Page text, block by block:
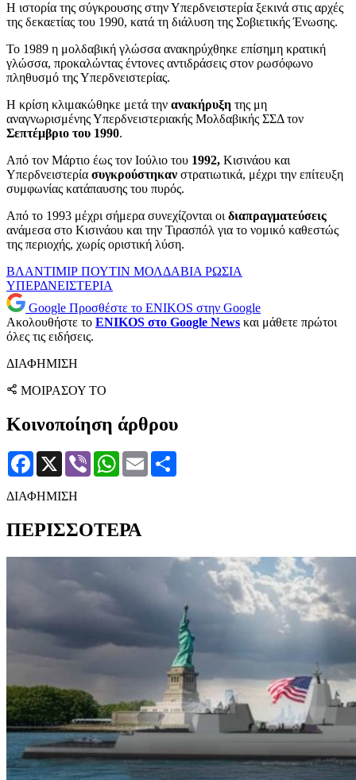
Η ιστορία της σύγκρουσης στην Υπερδνειστερία ξεκινά στις αρχές
της δεκαετίας του 1990, κατά τη διάλυση της Σοβιετικής Ένωσης.
Το 1989 η μολδαβική γλώσσα ανακηρύχθηκε επίσημη κρατική
γλώσσα, προκαλώντας έντονες αντιδράσεις στον ρωσόφωνο
πληθυσμό της Υπερδνειστερίας.
Η κρίση κλιμακώθηκε μετά την ανακήρυξη της μη
αναγνωρισμένης Υπερδνειστεριακής Μολδαβικής ΣΣΔ τον
Σεπτέμβριο του 1990.
Από τον Μάρτιο έως τον Ιούλιο του 1992, Κισινάου και
Υπερδνειστερία συγκρούστηκαν στρατιωτικά, μέχρι την επίτευξη
συμφωνίας κατάπαυσης του πυρός.
Από το 1993 μέχρι σήμερα συνεχίζονται οι διαπραγματεύσεις
ανάμεσα στο Κισινάου και την Τιρασπόλ για το νομικό καθεστώς
της περιοχής, χωρίς οριστική λύση.
ΒΛΑΝΤΙΜΙΡ ΠΟΥΤΙΝ ΜΟΛΔΑΒΙΑ ΡΩΣΙΑ
ΥΠΕΡΔΝΕΙΣΤΕΡΙΑ
Google Προσθέστε το ENIKOS στην Google
Ακολουθήστε το ENIKOS στο Google News και μάθετε πρώτοι
όλες τις ειδήσεις.
ΔΙΑΦΗΜΙΣΗ
ΜΟΙΡΑΣΟΥ ΤΟ
Κοινοποίηση άρθρου
Facebook
X Viber WhatsApp
Email
ΔΙΑΦΗΜΙΣΗ
ΠΕΡΙΣΣΟΤΕΡΑ